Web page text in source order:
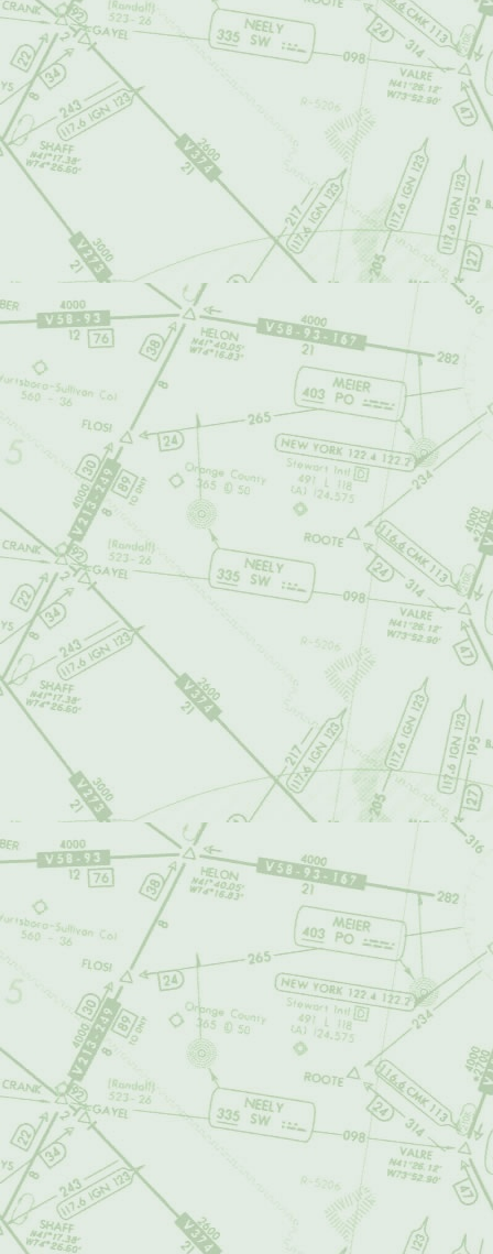
perjuicios,
cualquier tipo
sitio web o de
producto,
infracción o
omisiones que
POLÍTICA DE
Esta política
reserva el
verificarla
FORMULARIO
el sitio web de
visitantes y
que le permitirá
habituales
información
Si el usuario no
pregunta sobre
del sitio.
Terms of
Browsing or
your acceptance
airalandalus.org
carefully, as it
use of
User
The content and
the following
to modify this
therefore, we